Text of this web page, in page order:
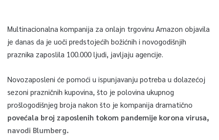
Multinacionalna kompanija za onlajn trgovinu Amazon objavila
je danas da je uoči predstojećih božićnih i novogodišnjih
praznika zaposlila 100.000 ljudi, javljaju agencije.
Novozaposleni će pomoći u ispunjavanju potreba u dolazećoj
sezoni prazničnih kupovina, što je polovina ukupnog
prošlogodišnjeg broja nakon što je kompanija dramatično
povećala broj zaposlenih tokom pandemije korona virusa,
navodi Blumberg.